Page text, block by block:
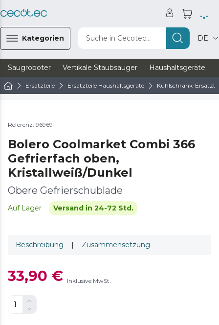
Kategorien Suche in Cecotec... DE
Saugroboter Vertikale Staubsauger Haushaltsgeräte
Ersatzteile Ersatzteile Haushaltsgeräte Kühlschrank-
Referenz: 96969
Bolero Coolmarket Combi 366
Gefrierfach oben,
Kristallweiß/Dunkel
Obere Gefrierschublade
Auf Lager Versand in 24-72 Std.
Beschreibung | Zusammensetzung
33,90 € Inklusive MwSt.